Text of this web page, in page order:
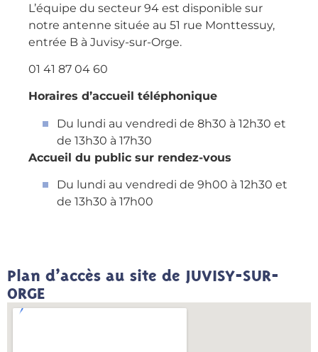
L’équipe du secteur 94 est disponible sur
notre antenne située au 51 rue Monttessuy,
entrée B à Juvisy-sur-Orge.
01 41 87 04 60
Horaires d’accueil téléphonique
Du lundi au vendredi de 8h30 à 12h30 et
de 13h30 à 17h30
Accueil du public sur rendez-vous
Du lundi au vendredi de 9h00 à 12h30 et
de 13h30 à 17h00
Plan d’accès au site de JUVISY-SUR-
ORGE